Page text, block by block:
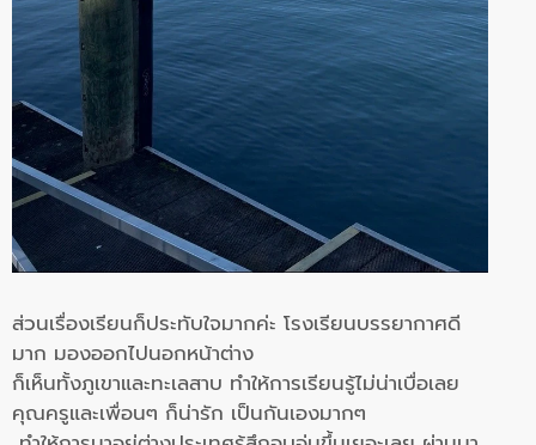
ส่วนเรื่องเรียนก็ประทับใจมากค่ะ โรงเรียนบรรยากาศดี
มาก มองออกไปนอกหน้าต่าง
ก็เห็นทั้งภูเขาและทะเลสาบ ทำให้การเรียนรู้ไม่น่าเบื่อเลย
คุณครูและเพื่อนๆ ก็น่ารัก เป็นกันเองมากๆ